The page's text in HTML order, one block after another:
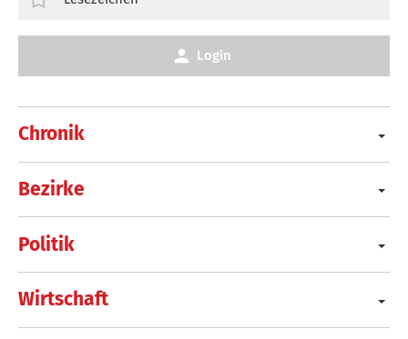
Chronik
Bezirke
Politik
Wirtschaft
Login